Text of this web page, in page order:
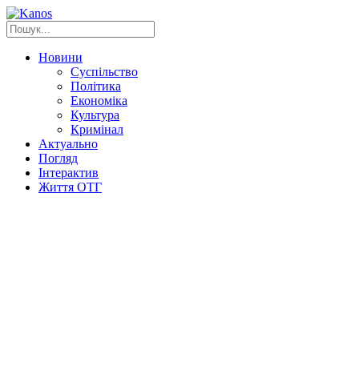
Новини
Суспільство
Політика
Економіка
Культура
Кримінал
Актуально
Погляд
Інтерактив
Життя ОТГ